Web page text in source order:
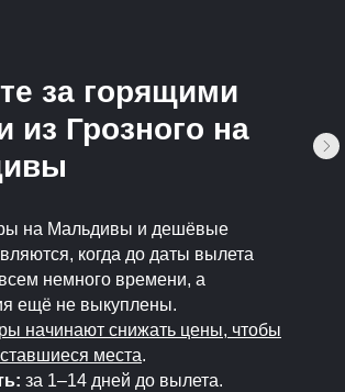
за горящими
из Грозного на
на Мальдивы и дешёвые
когда до даты вылета
немного времени, а
ещё не выкуплены.
начинают снижать цены, чтобы
места.
за 1–14 дней до вылета.